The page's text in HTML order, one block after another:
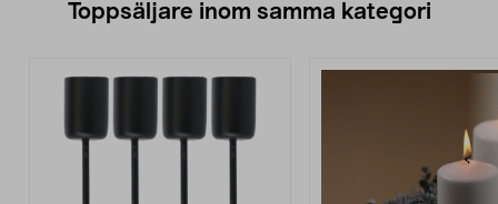
Toppsäljare inom samma kategori